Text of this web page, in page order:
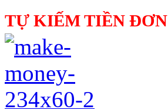
TỰ KIẾM TIỀN